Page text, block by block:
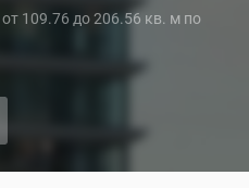
от 109.76 до 206.56 кв. м по